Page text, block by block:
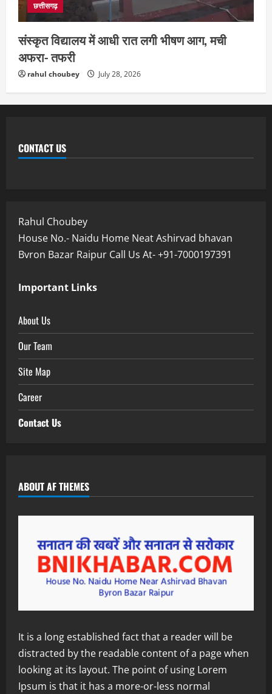
छत्तीसगढ़
संस्कृत विद्यालय में आधी रात लगी भीषण आग, मची
अफरा- तफरी
rahul choubey July 28, 2026
CONTACT US
Rahul Choubey
House No.- Naidu Home Neat Ashirvad bhavan
Bvron Bazar Raipur Call Us At- +91-7000197391
Important Links
About Us
Our Team
Site Map
Career
Contact Us
ABOUT AF THEMES
It is a long established fact that a reader will be
distracted by the readable content of a page when
looking at its layout. The point of using Lorem
Ipsum is that it has a more-or-less normal